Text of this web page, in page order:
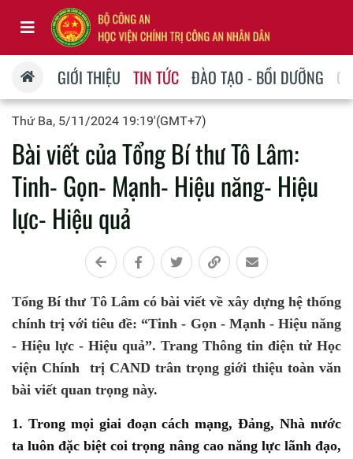
GIỚI THIỆU TIN TỨC ĐÀO TẠO - BỒI DƯỠNG
Thứ Ba, 5/11/2024 19:19'(GMT+7)
Bài viết của Tổng Bí thư Tô Lâm:
Tinh- Gọn- Mạnh- Hiệu năng- Hiệu
lực- Hiệu quả
Tổng Bí thư Tô Lâm có bài viết về xây dựng hệ thống
chính trị với tiêu đề: “Tinh - Gọn - Mạnh - Hiệu năng
- Hiệu lực - Hiệu quả”. Trang Thông tin điện tử Học
viện Chính trị CAND trân trọng giới thiệu toàn văn
bài viết quan trọng này.
1. Trong mọi giai đoạn cách mạng, Đảng, Nhà nước
ta luôn đặc biệt coi trọng nâng cao năng lực lãnh đạo,